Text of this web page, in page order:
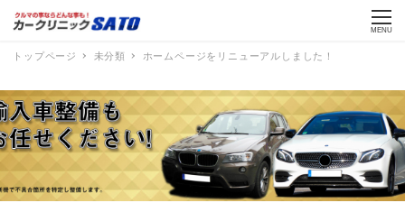
MENU
トップページ 未分類 ホームページをリニューアルしました！